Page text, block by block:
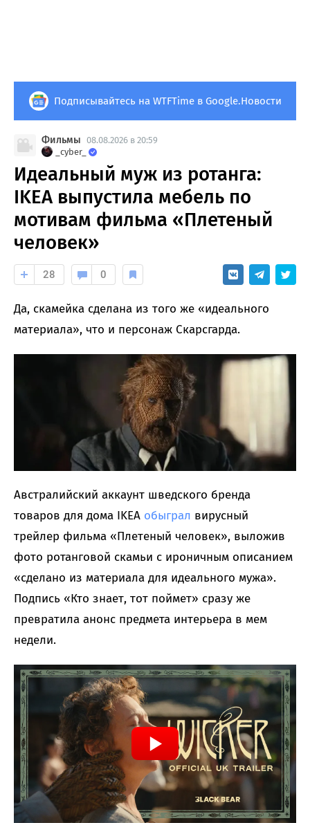
Подписывайтесь на WTFTime в Google.Новости
Фильмы 08.08.2026 в 20:59
_cyber_
Идеальный муж из ротанга:
IKEA выпустила мебель по
мотивам фильма «Плетеный
человек»
28 0
Да, скамейка сделана из того же «идеального
материала», что и персонаж Скарсгарда.
Австралийский аккаунт шведского бренда
товаров для дома IKEA обыграл вирусный
трейлер фильма «Плетеный человек», выложив
фото ротанговой скамьи с ироничным описанием
«сделано из материала для идеального мужа».
Подпись «Кто знает, тот поймет» сразу же
превратила анонс предмета интерьера в мем
недели.